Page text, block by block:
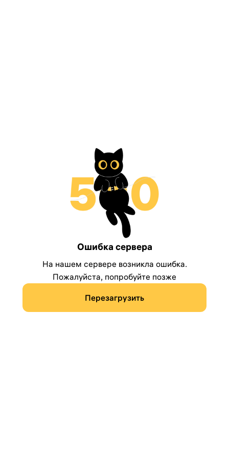
Ошибка сервера
На нашем сервере возникла ошибка.
Пожалуйста, попробуйте позже
Перезагрузить